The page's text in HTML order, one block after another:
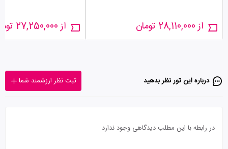
از 28,110,000 تومان از 27,250,000 تومان
درباره این تور‌ نظر بدهید ثبت نظر ارزشمند شما
در رابطه با این مطلب دیدگاهی وجود ندارد